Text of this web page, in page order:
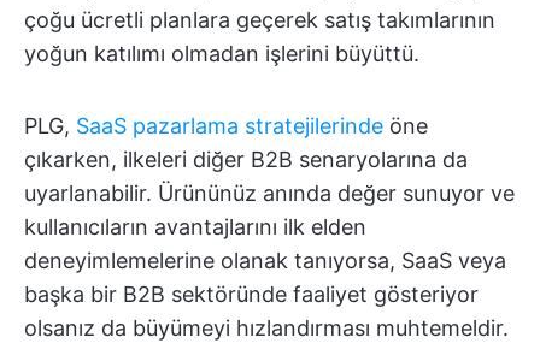
çoğu ücretli planlara geçerek satış takımlarının
yoğun katılımı olmadan işlerini büyüttü.
PLG, SaaS pazarlama stratejilerinde öne
çıkarken, ilkeleri diğer B2B senaryolarına da
uyarlanabilir. Ürününüz anında değer sunuyor ve
kullanıcıların avantajlarını ilk elden
deneyimlemelerine olanak tanıyorsa, SaaS veya
başka bir B2B sektöründe faaliyet gösteriyor
olsanız da büyümeyi hızlandırması muhtemeldir.